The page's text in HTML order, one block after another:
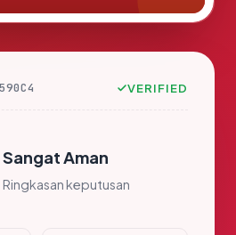
VERIFIED
Sangat Aman
Ringkasan keputusan